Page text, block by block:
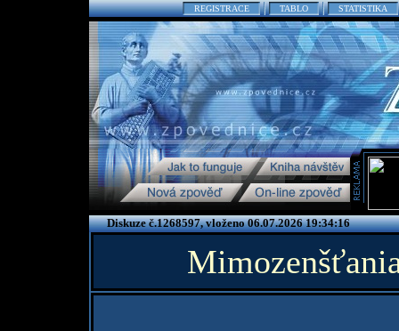
REGISTRACE TABLO STATISTIKA
Diskuze č.1268597, vloženo 06.07.2026 19:34:16